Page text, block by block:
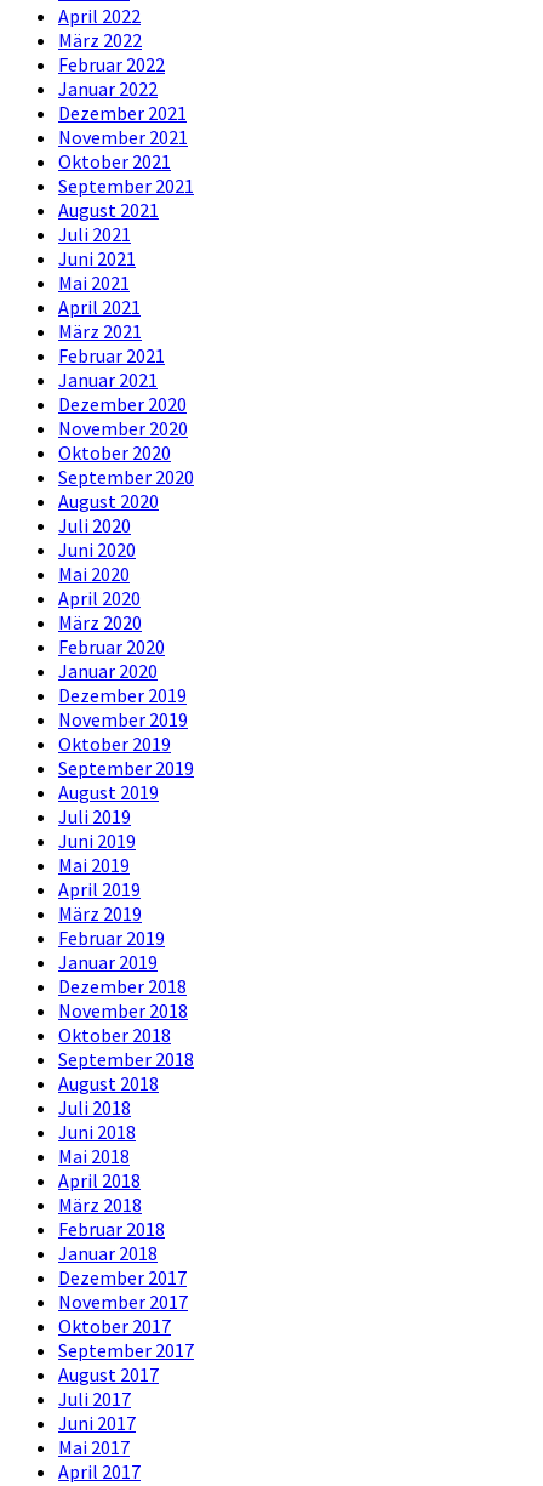
April 2022
März 2022
Februar 2022
Januar 2022
Dezember 2021
November 2021
Oktober 2021
September 2021
August 2021
Juli 2021
Juni 2021
Mai 2021
April 2021
März 2021
Februar 2021
Januar 2021
Dezember 2020
November 2020
Oktober 2020
September 2020
August 2020
Juli 2020
Juni 2020
Mai 2020
April 2020
März 2020
Februar 2020
Januar 2020
Dezember 2019
November 2019
Oktober 2019
September 2019
August 2019
Juli 2019
Juni 2019
Mai 2019
April 2019
März 2019
Februar 2019
Januar 2019
Dezember 2018
November 2018
Oktober 2018
September 2018
August 2018
Juli 2018
Juni 2018
Mai 2018
April 2018
März 2018
Februar 2018
Januar 2018
Dezember 2017
November 2017
Oktober 2017
September 2017
August 2017
Juli 2017
Juni 2017
Mai 2017
April 2017